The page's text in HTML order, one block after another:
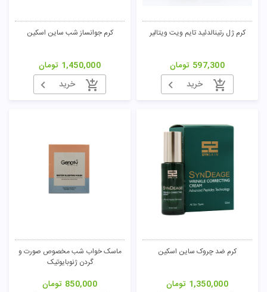
کرم ژل رتینالدئید تایم ویت ویتالیر
597,300 تومان
خرید
کرم جوانساز شب ساین اسکین
1,450,000 تومان
خرید
کرم ضد چروک ساین اسکین
1,350,000 تومان
ماسک خواب شب مخصوص صورت و
گردن ژنوبایوتیک
850,000 تومان